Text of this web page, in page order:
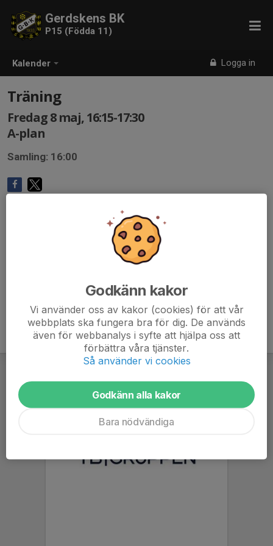
Kalender Logga in
Gerdskens BK
P15 (Födda 11)
Träning
Fredag 8 maj, 16:15-17:30
A-plan
Samling: 16:00
Godkänn kakor
Vi använder oss av kakor (cookies) för att vår
webbplats ska fungera bra för dig. De används
även för webbanalys i syfte att hjälpa oss att
förbättra våra tjänster.
Så använder vi cookies
Godkänn alla kakor
Bara nödvändiga